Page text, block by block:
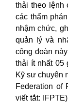
thải theo lệnh
các thẩm
nhậm chức,
quản lý và
công đoàn
thải ít nhất 05
Kỹ sư chuyên
Federation of
viết tắt: